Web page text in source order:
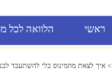
ראשי הלוואה לכל
> איך לצאת מהמינוס בלי להשתעבד